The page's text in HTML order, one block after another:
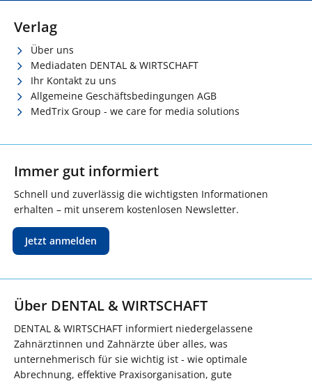
Verlag
Über uns
Mediadaten DENTAL & WIRTSCHAFT
Ihr Kontakt zu uns
Allgemeine Geschäftsbedingungen AGB
MedTrix Group - we care for media solutions
Immer gut informiert
Schnell und zuverlässig die wichtigsten Informationen
erhalten – mit unserem kostenlosen Newsletter.
Jetzt anmelden
Über DENTAL & WIRTSCHAFT
DENTAL & WIRTSCHAFT informiert niedergelassene
Zahnärztinnen und Zahnärzte über alles, was
unternehmerisch für sie wichtig ist - wie optimale
Abrechnung, effektive Praxisorganisation, gute